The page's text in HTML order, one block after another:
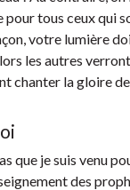
tous ceux qui
votre lumière
les autres
chanter la gloire
que je suis venu
des